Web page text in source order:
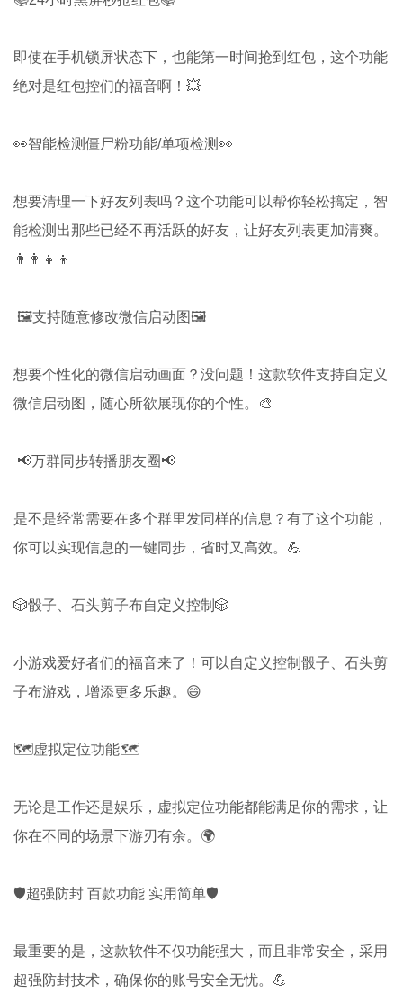
即使在手机锁屏状态下，也能第一时间抢到红包，这个功能
绝对是红包控们的福音啊！💥
👀智能检测僵尸粉功能/单项检测👀
想要清理一下好友列表吗？这个功能可以帮你轻松搞定，智
能检测出那些已经不再活跃的好友，让好友列表更加清爽。
👨‍👩‍👧‍👦
🖼️支持随意修改微信启动图🖼️
想要个性化的微信启动画面？没问题！这款软件支持自定义
微信启动图，随心所欲展现你的个性。🎨
📢万群同步转播朋友圈📢
是不是经常需要在多个群里发同样的信息？有了这个功能，
你可以实现信息的一键同步，省时又高效。💪
🎲骰子、石头剪子布自定义控制🎲
小游戏爱好者们的福音来了！可以自定义控制骰子、石头剪
子布游戏，增添更多乐趣。😄
🗺️虚拟定位功能🗺️
无论是工作还是娱乐，虚拟定位功能都能满足你的需求，让
你在不同的场景下游刃有余。🌍
🛡️超强防封 百款功能 实用简单🛡️
最重要的是，这款软件不仅功能强大，而且非常安全，采用
超强防封技术，确保你的账号安全无忧。💪